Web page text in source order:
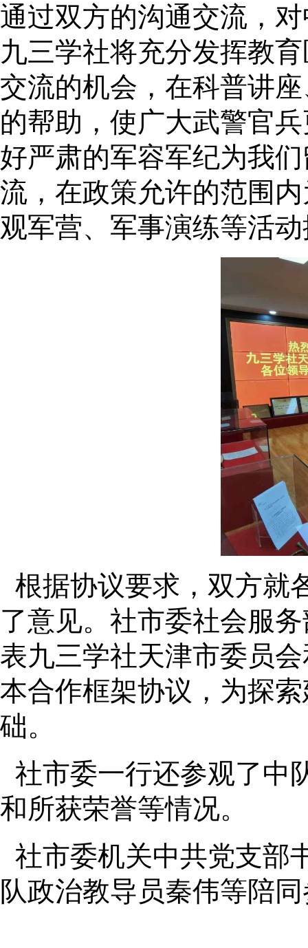
通过双方的沟通交流，
九三学社将充分发挥教
交流的机会，在科普讲
的帮助，使广大武警官
好严肃的军容军纪为我
流，在政策允许的范围
观军营、军事演练等活
根据协议要求，双方就
了意见。社市委社会服
表九三学社天津市委员
本合作框架协议，为探
础。
社市委一行还参观了中
和所获荣誉等情况。
社市委机关中共党支部
队政治教导员秦伟等陪